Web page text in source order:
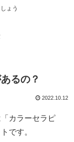
ょう
るの？
2022.10.12
「カラーセラピ
です。